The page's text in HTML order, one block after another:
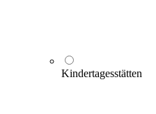
Kindertagesstätten